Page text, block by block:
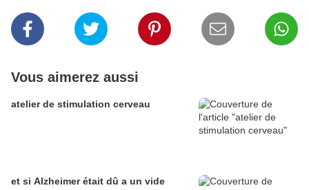
Vous aimerez aussi
atelier de stimulation cerveau
et si Alzheimer était dû a un vide